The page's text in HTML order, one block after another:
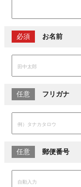
必須 お名前
任意 フリガナ
任意 郵便番号